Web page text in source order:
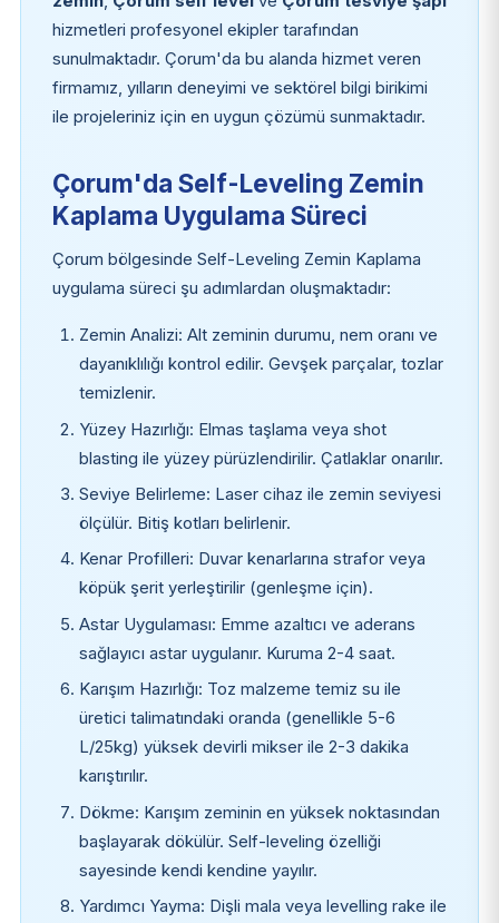
hizmetleri profesyonel ekipler tarafından
sunulmaktadır. Çorum'da bu alanda hizmet veren
firmamız, yılların deneyimi ve sektörel bilgi birikimi
ile projeleriniz için en uygun çözümü sunmaktadır.
Çorum'da Self-Leveling Zemin
Kaplama Uygulama Süreci
Çorum bölgesinde Self-Leveling Zemin Kaplama
uygulama süreci şu adımlardan oluşmaktadır:
Zemin Analizi: Alt zeminin durumu, nem oranı ve
dayanıklılığı kontrol edilir. Gevşek parçalar, tozlar
temizlenir.
Yüzey Hazırlığı: Elmas taşlama veya shot
blasting ile yüzey pürüzlendirilir. Çatlaklar onarılır.
Seviye Belirleme: Laser cihaz ile zemin seviyesi
ölçülür. Bitiş kotları belirlenir.
Kenar Profilleri: Duvar kenarlarına strafor veya
köpük şerit yerleştirilir (genleşme için).
Astar Uygulaması: Emme azaltıcı ve aderans
sağlayıcı astar uygulanır. Kuruma 2-4 saat.
Karışım Hazırlığı: Toz malzeme temiz su ile
üretici talimatındaki oranda (genellikle 5-6
L/25kg) yüksek devirli mikser ile 2-3 dakika
karıştırılır.
Dökme: Karışım zeminin en yüksek noktasından
başlayarak dökülür. Self-leveling özelliği
sayesinde kendi kendine yayılır.
Yardımcı Yayma: Dişli mala veya levelling rake ile